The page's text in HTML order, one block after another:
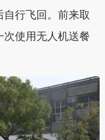
行飞回。前来取
使用无人机送餐